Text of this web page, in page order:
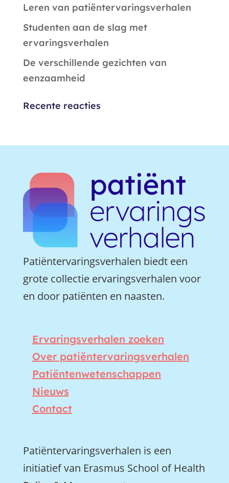
Leren van patiëntervaringsverhalen
Studenten aan de slag met
ervaringsverhalen
De verschillende gezichten van
eenzaamheid
Recente reacties
Patiëntervaringsverhalen biedt een
grote collectie ervaringsverhalen voor
en door patiënten en naasten.
Ervaringsverhalen zoeken
Over patiëntervaringsverhalen
Patiëntenwetenschappen
Nieuws
Contact
Patiëntervaringsverhalen is een
initiatief van Erasmus School of Health